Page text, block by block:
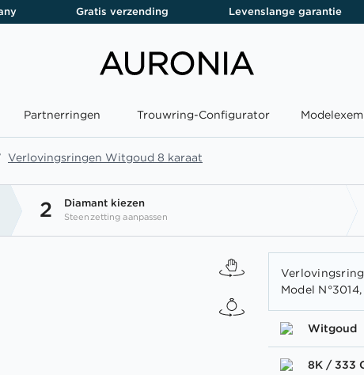
Gratis verzending Levenslange garantie
Partnerringen Trouwring-Configurator
Verlovingsringen Witgoud 8 karaat
2 Diamant kiezen
Steenzetting aanpassen
Model
Witgoud
8K / 333